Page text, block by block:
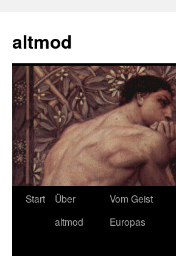
springen
altmod
Start
Über
altmod
Vom Geist
Europas